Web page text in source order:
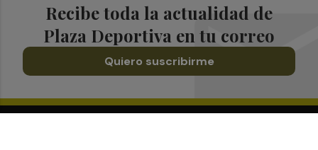
Recibe toda la actualidad de
Plaza Deportiva en tu correo
Quiero suscribirme